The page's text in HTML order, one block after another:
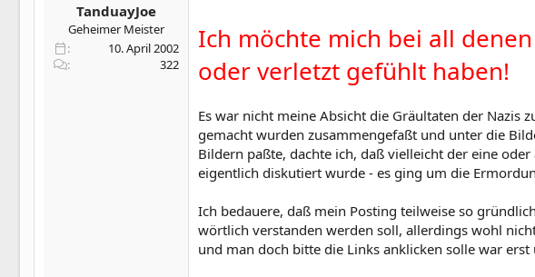
TanduayJoe
Geheimer Meister
10. April 2002
322
Ich möchte mich bei all
oder verletzt gefühlt haben!
Es war nicht meine Absicht die Gräultaten der Nazis
gemacht wurden zusammengefaßt und unter die
Bildern paßte, dachte ich, daß vielleicht der eine
eigentlich diskutiert wurde - es ging um die
Ich bedauere, daß mein Posting teilweise so
wörtlich verstanden werden soll, allerdings wohl
und man doch bitte die Links anklicken solle war